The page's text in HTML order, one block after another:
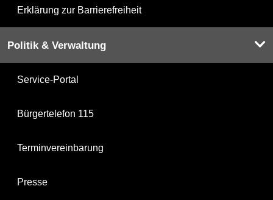
Erklärung zur Barrierefreiheit
Politik & Verwaltung
Service-Portal
Bürgertelefon 115
Terminvereinbarung
Presse